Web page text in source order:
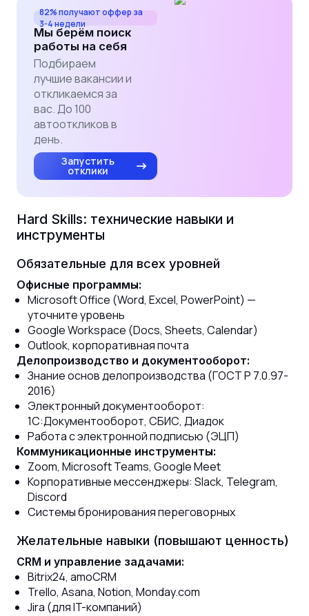
82% получают оффер за
3-4 недели
Мы берём поиск
работы на себя
Подбираем
лучшие вакансии и
откликаемся за
вас. До 100
автооткликов в
день.
Запустить
отклики
Hard Skills: технические навыки и
инструменты
Обязательные для всех уровней
Офисные программы:
Microsoft Office (Word, Excel, PowerPoint) —
уточните уровень
Google Workspace (Docs, Sheets, Calendar)
Outlook, корпоративная почта
Делопроизводство и документооборот:
Знание основ делопроизводства (ГОСТ Р 7.0.97-
2016)
Электронный документооборот:
1С:Документооборот, СБИС, Диадок
Работа с электронной подписью (ЭЦП)
Коммуникационные инструменты:
Zoom, Microsoft Teams, Google Meet
Корпоративные мессенджеры: Slack, Telegram,
Discord
Системы бронирования переговорных
Желательные навыки (повышают ценность)
CRM и управление задачами:
Bitrix24, amoCRM
Trello, Asana, Notion, Monday.com
Jira (для IT-компаний)